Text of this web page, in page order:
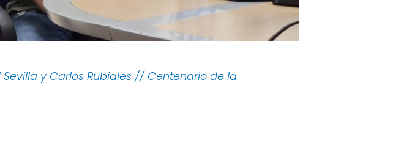
Sevilla y Carlos Rubiales // Centenario de la